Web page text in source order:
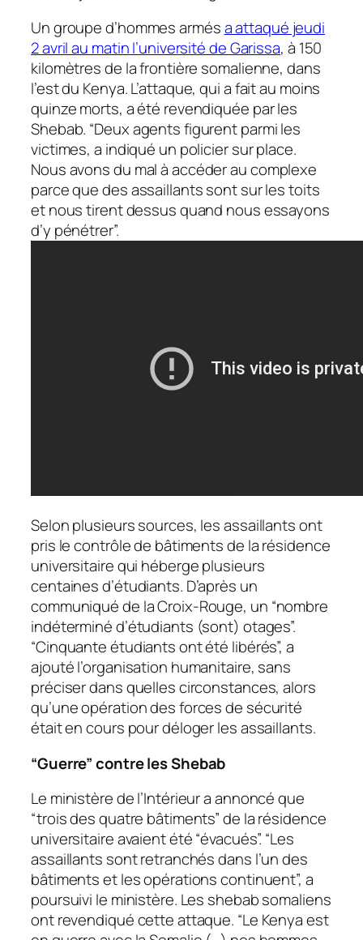
Un groupe d’hommes armésa attaqué jeudi
2 avril au matin l’université de Garissa, à 150
kilomètres de la frontière somalienne, dans
l’est du Kenya. L’attaque, qui a fait au moins
quinze morts, a été revendiquée par les
Shebab. “Deux agents figurent parmi les
victimes, a indiqué un policier sur place.
Nous avons du mal à accéder au complexe
parce que des assaillants sont sur les toits
et nous tirent dessus quand nous essayons
d’y pénétrer”.
Selon plusieurs sources, les assaillants ont
pris le contrôle de bâtiments de la résidence
universitaire qui héberge plusieurs
centaines d’étudiants. D’après un
communiqué de la Croix-Rouge, un “nombre
indéterminé d’étudiants (sont) otages”.
“Cinquante étudiants ont été libérés”, a
ajouté l’organisation humanitaire, sans
préciser dans quelles circonstances, alors
qu’une opération des forces de sécurité
était en cours pour déloger les assaillants.
“Guerre” contre les Shebab
Le ministère de l’Intérieur a annoncé que
“trois des quatre bâtiments” de la résidence
universitaire avaient été “évacués”. “Les
assaillants sont retranchés dans l’un des
bâtiments et les opérations continuent”, a
poursuivi le ministère. Les shebab somaliens
ont revendiqué cette attaque. “Le Kenya est